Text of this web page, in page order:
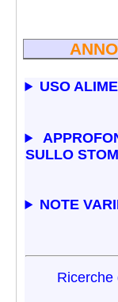
USO
SULLO
NOTE
Ricerche